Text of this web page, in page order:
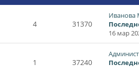
4 31370
Иванова
16 мар
1 37240